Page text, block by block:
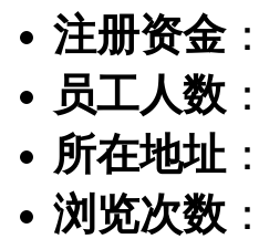
注册资金：
员工人数 ：
所在地址 ：
浏览次数 ：